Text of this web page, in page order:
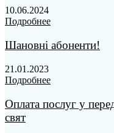
10.06.2024
Подробнее
Шановні абоненти!
21.01.2023
Подробнее
Оплата послуг у
свят